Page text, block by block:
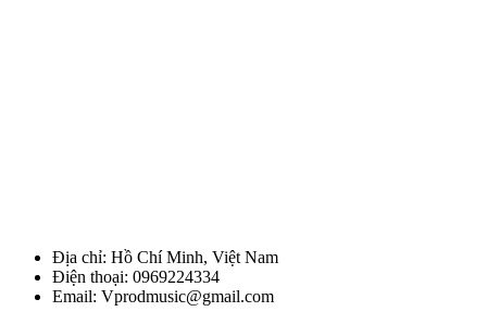
Địa chỉ: Hồ Chí Minh, Việt Nam
Điện thoại: 0969224334
Email: Vprodmusic@gmail.com